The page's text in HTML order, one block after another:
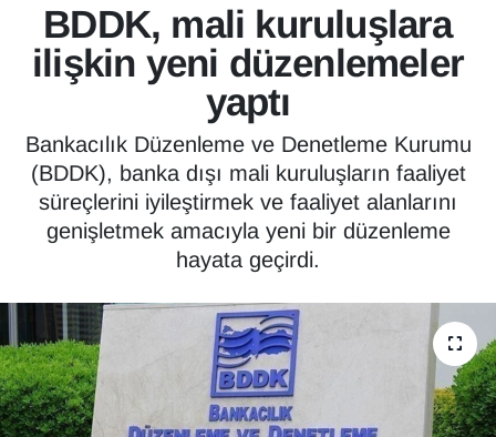
BDDK, mali kuruluşlara
ilişkin yeni düzenlemeler
yaptı
Bankacılık Düzenleme ve Denetleme Kurumu
(BDDK), banka dışı mali kuruluşların faaliyet
süreçlerini iyileştirmek ve faaliyet alanlarını
genişletmek amacıyla yeni bir düzenleme
hayata geçirdi.
Biyografi
Bölge Haberleri
ÇEVRE
Deprem
Dernekler, Odalar
Diğer
DÜNYA
EĞİTİM
Van Trafik Yoğunluk Haritası
Süper Lig Puan Durumu ve Fikstür
Tüm Manşetler
Son Dakika Haberleri